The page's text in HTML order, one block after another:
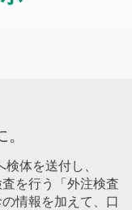
体を送付し、
を行う「外注検査
情報を加えて、口